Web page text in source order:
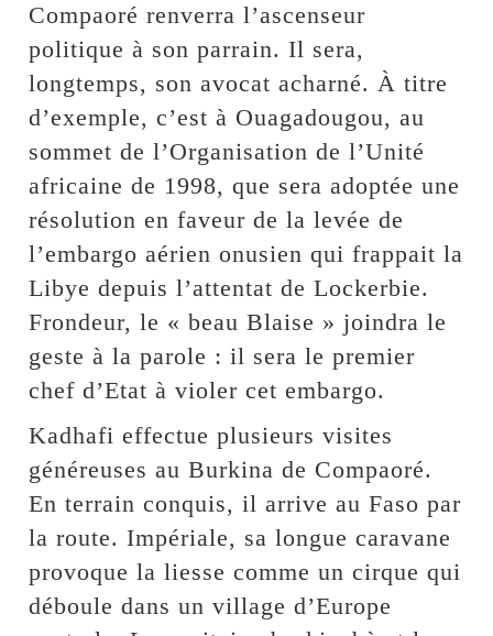
Compaoré renverra l’ascenseur
politique à son parrain. Il sera,
longtemps, son avocat acharné. À titre
d’exemple, c’est à Ouagadougou, au
sommet de l’Organisation de l’Unité
africaine de 1998, que sera adoptée une
résolution en faveur de la levée de
l’embargo aérien onusien qui frappait la
Libye depuis l’attentat de Lockerbie.
Frondeur, le « beau Blaise » joindra le
geste à la parole : il sera le premier
chef d’Etat à violer cet embargo.
Kadhafi effectue plusieurs visites
généreuses au Burkina de Compaoré.
En terrain conquis, il arrive au Faso par
la route. Impériale, sa longue caravane
provoque la liesse comme un cirque qui
déboule dans un village d’Europe